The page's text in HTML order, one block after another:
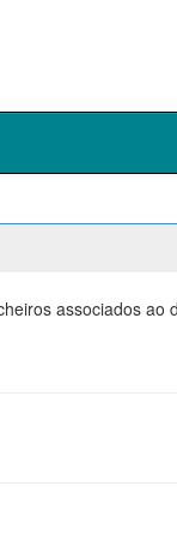
associados ao